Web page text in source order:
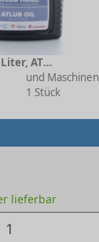
Druckluftwerkzeugöl 1 Liter, ATLUB
und Maschinen
1 Stück
lieferbar